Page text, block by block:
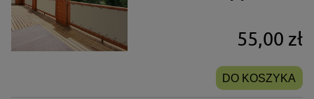
55,00 zł
DO KOSZYKA